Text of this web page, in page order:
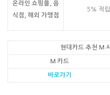
온라인 쇼핑몰, 음
식점, 해외 가맹점
5% 적립
현대카드 추천 M
M 카드
바로가기